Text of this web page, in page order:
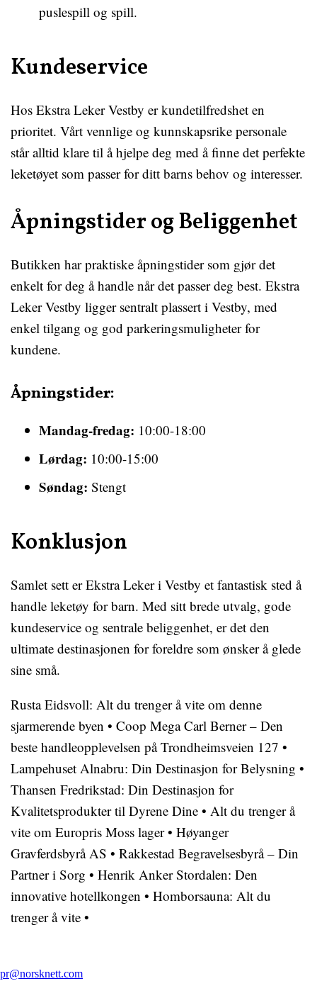
puslespill og spill.
Kundeservice
Hos Ekstra Leker Vestby er kundetilfredshet en
prioritet. Vårt vennlige og kunnskapsrike personale
står alltid klare til å hjelpe deg med å finne det perfekte
leketøyet som passer for ditt barns behov og interesser.
Åpningstider og Beliggenhet
Butikken har praktiske åpningstider som gjør det
enkelt for deg å handle når det passer deg best. Ekstra
Leker Vestby ligger sentralt plassert i Vestby, med
enkel tilgang og god parkeringsmuligheter for
kundene.
Åpningstider:
Mandag-fredag: 10:00-18:00
Lørdag: 10:00-15:00
Søndag: Stengt
Konklusjon
Samlet sett er Ekstra Leker i Vestby et fantastisk sted å
handle leketøy for barn. Med sitt brede utvalg, gode
kundeservice og sentrale beliggenhet, er det den
ultimate destinasjonen for foreldre som ønsker å glede
sine små.
Rusta Eidsvoll: Alt du trenger å vite om denne
sjarmerende byen • Coop Mega Carl Berner – Den
beste handleopplevelsen på Trondheimsveien 127 •
Lampehuset Alnabru: Din Destinasjon for Belysning •
Thansen Fredrikstad: Din Destinasjon for
Kvalitetsprodukter til Dyrene Dine • Alt du trenger å
vite om Europris Moss lager• Høyanger
Gravferdsbyrå AS • Rakkestad Begravelsesbyrå – Din
Partner i Sorg • Henrik Anker Stordalen: Den
innovative hotellkongen • Homborsauna: Alt du
trenger å vite •
pr@norsknett.com